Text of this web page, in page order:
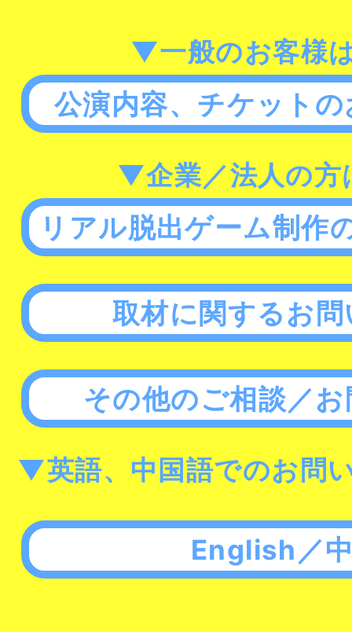
▼一般のお客様
公演内容、チケット
▼企業／法人の方
リアル脱出ゲーム制作
取材に関するお
その他のご相談／
▼英語、中国語でのお問
English／